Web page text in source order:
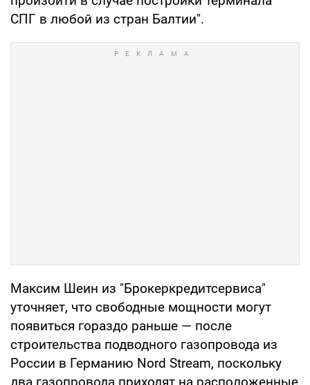
СПГ в любой из стран Балтии".
Максим Шеин из "Брокеркредитсервиса"
уточняет, что свободные мощности могут
появиться гораздо раньше — после
строительства подводного газопровода из
России в Германию Nord Stream, поскольку
два газопровода приходят на расположенные